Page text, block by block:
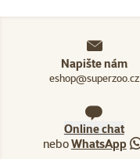
Napište nám
eshop@superzoo.cz
Online chat
neboWhatsApp